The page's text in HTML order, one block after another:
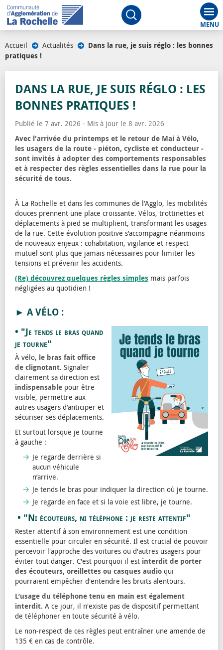
Ouvrir le moteur de
Accueil Actualités
Dans la rue, je suis réglo : les bonnes
pratiques !
DANS LA RUE, JE SUIS RÉGLO : LES
BONNES PRATIQUES !
Publié le 7 avr. 2026 - Mis à jour le 8 avr. 2026
Avec l'arrivée du printemps et le retour de Mai à Vélo,
les usagers de la route - piéton, cycliste et conducteur -
sont invités à adopter des comportements responsables
et à respecter des règles essentielles dans la rue pour la
sécurité de tous.
À La Rochelle et dans les communes de l’Agglo, les mobilités
douces prennent une place croissante. Vélos, trottinettes et
déplacements à pied se multiplient, transformant les usages
de la rue. Cette évolution positive s’accompagne néanmoins
de nouveaux enjeux : cohabitation, vigilance et respect
mutuel sont plus que jamais nécessaires pour limiter les
tensions et prévenir les accidents.
(Re) découvrez quelques règles simples mais parfois
négligées au quotidien !
► A VÉLO :
• "Je tends le bras quand
je tourne"
À vélo, le bras fait office
de clignotant. Signaler
clairement sa direction est
indispensable pour être
visible, permettre aux
autres usagers d’anticiper et
sécuriser ses déplacements.
Et surtout lorsque je tourne
à gauche :
Je regarde derrière si
aucun véhicule
n’arrive.
Je tends le bras pour indiquer la direction où je tourne.
Je regarde en face et si la voie est libre, je tourne.
• "Ni écouteurs, ni téléphone : je reste attentif"
Rester attentif à son environnement est une condition
essentielle pour circuler en sécurité. Il est crucial de pouvoir
percevoir l'approche des voitures ou d'autres usagers pour
éviter tout danger. C'est pourquoi il est interdit de porter
des écouteurs, oreillettes ou casques audio qui
pourraient empêcher d'entendre les bruits alentours.
L’usage du téléphone tenu en main est également
interdit. A ce jour, il n'existe pas de dispositif permettant
de téléphoner en toute sécurité à vélo.
Le non-respect de ces règles peut entraîner une amende de
135 € en cas de contrôle.